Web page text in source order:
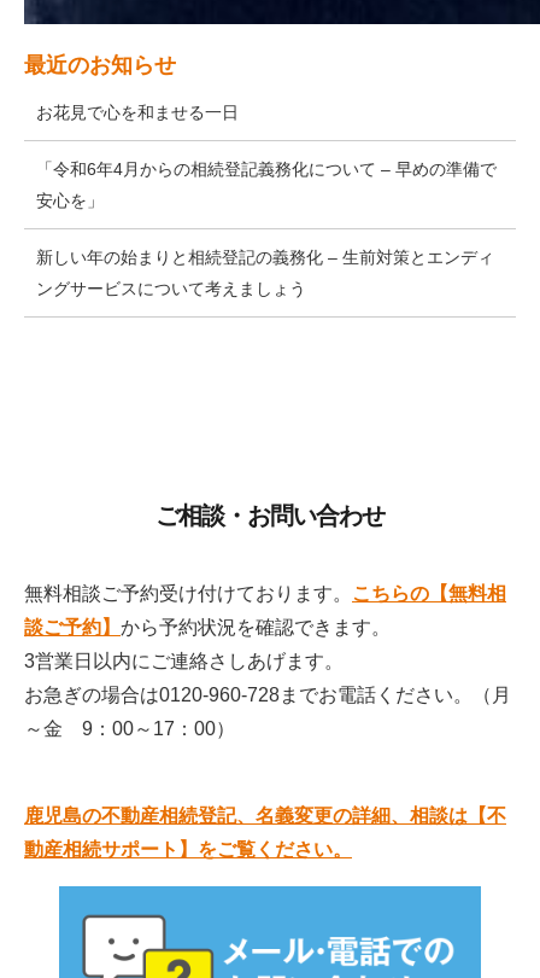
最近のお知らせ
お花見で心を和ませる一日
「令和6年4月からの相続登記義務化について – 早めの準備で
安心を」
新しい年の始まりと相続登記の義務化 – 生前対策とエンディ
ングサービスについて考えましょう
ご相談・お問い合わせ
無料相談ご予約受け付けております。 こちらの【無料相
談ご予約】 から予約状況を確認できます。
3営業日以内にご連絡さしあげます。
お急ぎの場合は0120-960-728までお電話ください。（月
～金 9：00～17：00）
鹿児島の不動産相続登記、名義変更の詳細、相談は【不
動産相続サポート】をご覧ください。